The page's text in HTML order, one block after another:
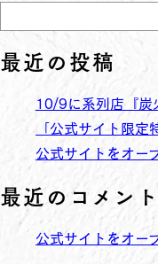
最近の投稿
10/9に系列店『炭
「公式サイト限
公式サイトをオー
最近のコメント
公式サイトをオー